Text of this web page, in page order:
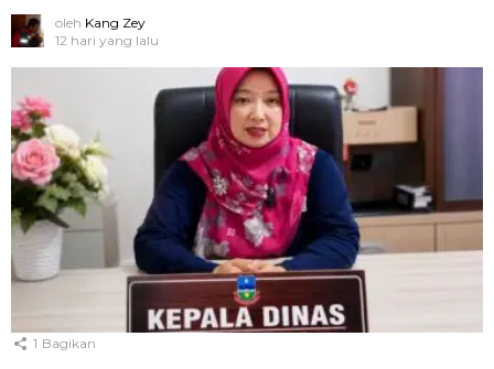
oleh Kang Zey
12 hari yang lalu
1 Bagikan